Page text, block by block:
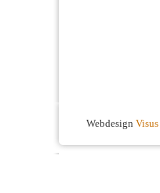
Webdesign Visus